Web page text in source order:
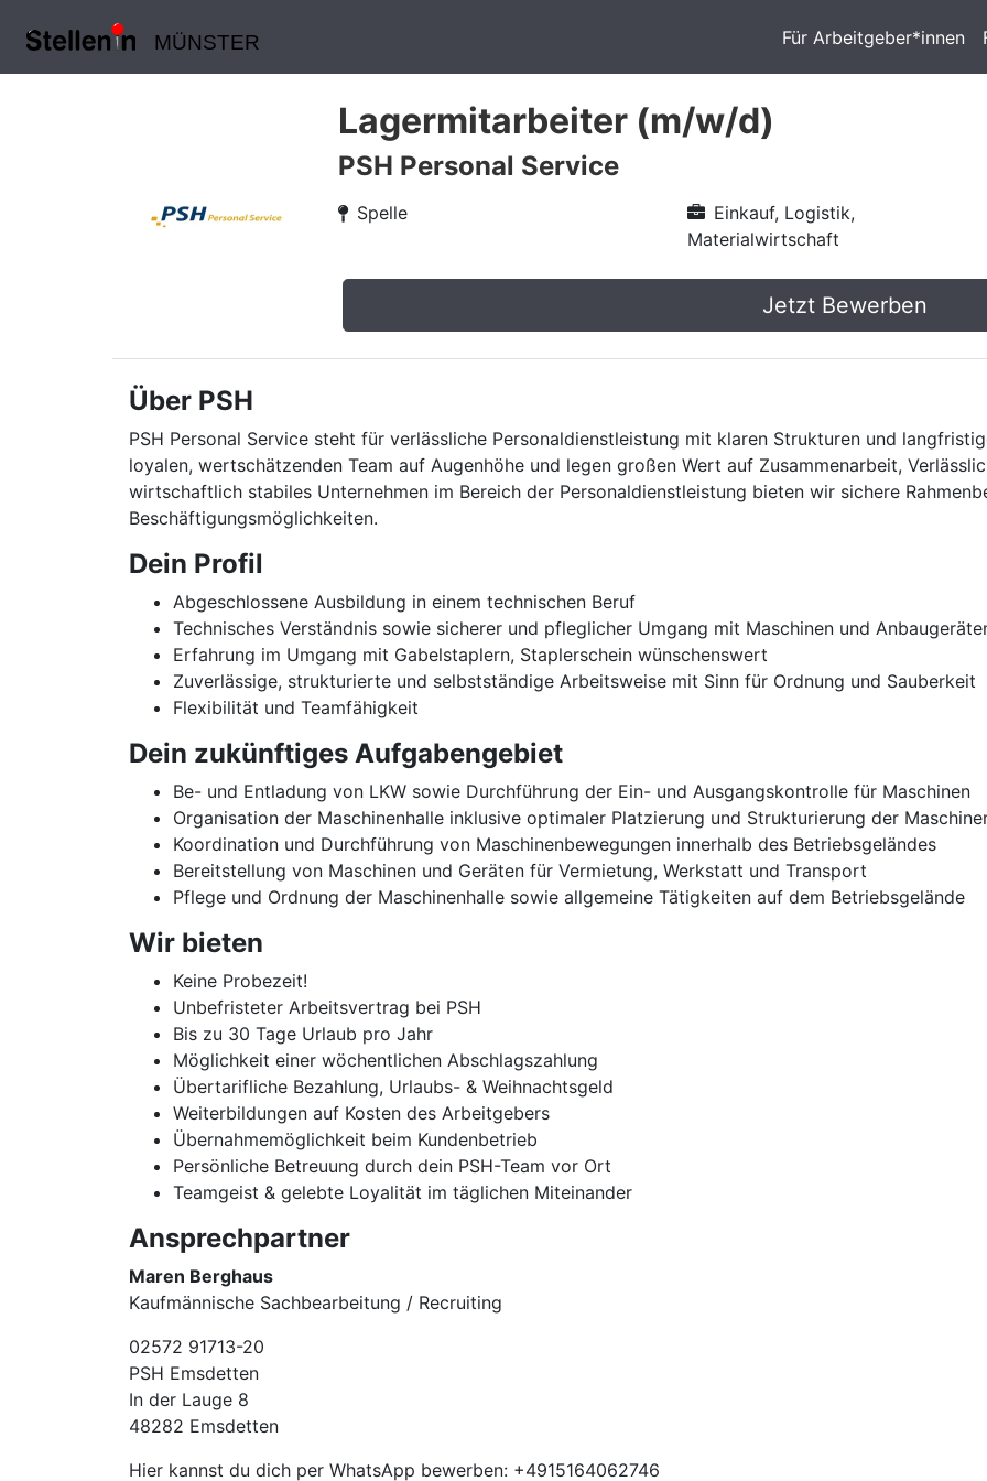
MÜNSTER Für Arbeitgeber*innen
Lagermitarbeiter (m/w/d)
PSH Personal Service
Spelle
Einkauf, Logistik,
Materialwirtschaft
Jetzt Bewerben
Über PSH
PSH Personal Service steht für verlässliche Personaldienstleistung mit klaren Strukturen und
loyalen, wertschätzenden Team auf Augenhöhe und legen großen Wert auf Zusammenarbeit,
wirtschaftlich stabiles Unternehmen im Bereich der Personaldienstleistung bieten wir sichere
Beschäftigungsmöglichkeiten.
Dein Profil
Abgeschlossene Ausbildung in einem technischen Beruf
Technisches Verständnis sowie sicherer und pfleglicher Umgang mit Maschinen und
Erfahrung im Umgang mit Gabelstaplern, Staplerschein wünschenswert
Zuverlässige, strukturierte und selbstständige Arbeitsweise mit Sinn für Ordnung und Sauberkeit
Flexibilität und Teamfähigkeit
Dein zukünftiges Aufgabengebiet
Be- und Entladung von LKW sowie Durchführung der Ein- und Ausgangskontrolle für Maschinen
Organisation der Maschinenhalle inklusive optimaler Platzierung und Strukturierung der
Koordination und Durchführung von Maschinenbewegungen innerhalb des Betriebsgeländes
Bereitstellung von Maschinen und Geräten für Vermietung, Werkstatt und Transport
Pflege und Ordnung der Maschinenhalle sowie allgemeine Tätigkeiten auf dem Betriebsgelände
Wir bieten
Keine Probezeit!
Unbefristeter Arbeitsvertrag bei PSH
Bis zu 30 Tage Urlaub pro Jahr
Möglichkeit einer wöchentlichen Abschlagszahlung
Übertarifliche Bezahlung, Urlaubs- & Weihnachtsgeld
Weiterbildungen auf Kosten des Arbeitgebers
Übernahmemöglichkeit beim Kundenbetrieb
Persönliche Betreuung durch dein PSH-Team vor Ort
Teamgeist & gelebte Loyalität im täglichen Miteinander
Ansprechpartner
Maren Berghaus
Kaufmännische Sachbearbeitung / Recruiting
02572 91713-20
PSH Emsdetten
In der Lauge 8
48282 Emsdetten
Hier kannst du dich per WhatsApp bewerben: +4915164062746